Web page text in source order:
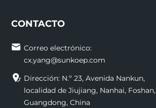
CONTACTO
Correo electrónico:
cx.yang@sunkoep.com
Dirección: N.º 23, Avenida Nankun,
localidad de Jiujiang, Nanhai, Foshan,
Guangdong, China